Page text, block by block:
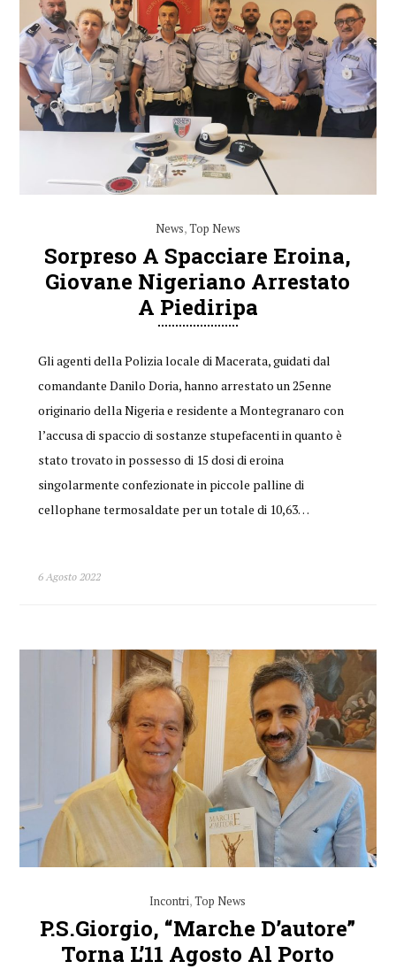
News,Top News
Sorpreso A Spacciare Eroina,
Giovane Nigeriano Arrestato
A Piediripa
Gli agenti della Polizia locale di Macerata, guidati dal
comandante Danilo Doria, hanno arrestato un 25enne
originario della Nigeria e residente a Montegranaro con
l’accusa di spaccio di sostanze stupefacenti in quanto è
stato trovato in possesso di 15 dosi di eroina
singolarmente confezionate in piccole palline di
cellophane termosaldate per un totale di 10,63…
6 Agosto 2022
Incontri,Top News
P.S.Giorgio, “Marche D’autore”
Torna L’11 Agosto Al Porto